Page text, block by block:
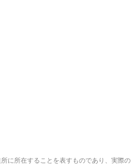
に所在することを表すものであり、実際の